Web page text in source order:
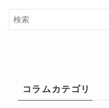
コラムカテゴリ